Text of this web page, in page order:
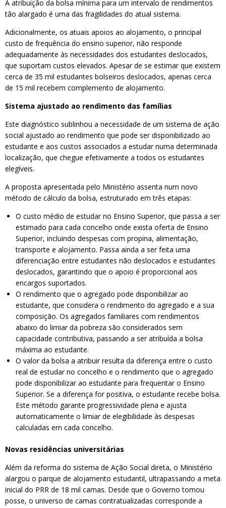
A atribuição da bolsa mínima para um intervalo de rendimentos
tão alargado é uma das fragilidades do atual sistema.
Adicionalmente, os atuais apoios ao alojamento, o principal
custo de frequência do ensino superior, não responde
adequadamente às necessidades dos estudantes deslocados,
que suportam custos elevados. Apesar de se estimar que existem
cerca de 35 mil estudantes bolseiros deslocados, apenas cerca
de 15 mil recebem complemento de alojamento.
Sistema ajustado ao rendimento das famílias
Este diagnóstico sublinhou a necessidade de um sistema de ação
social ajustado ao rendimento que pode ser disponibilizado ao
estudante e aos custos associados a estudar numa determinada
localização, que chegue efetivamente a todos os estudantes
elegíveis.
A proposta apresentada pelo Ministério assenta num novo
método de cálculo da bolsa, estruturado em três etapas:
O custo médio de estudar no Ensino Superior, que passa a ser
estimado para cada concelho onde exista oferta de Ensino
Superior, incluindo despesas com propina, alimentação,
transporte e alojamento. Passa ainda a ser feita uma
diferenciação entre estudantes não deslocados e estudantes
deslocados, garantindo que o apoio é proporcional aos
encargos suportados.
O rendimento que o agregado pode disponibilizar ao
estudante, que considera o rendimento do agregado e a sua
composição. Os agregados familiares com rendimentos
abaixo do limiar da pobreza são considerados sem
capacidade contributiva, passando a ser atribuída a bolsa
máxima ao estudante.
O valor da bolsa a atribuir resulta da diferença entre o custo
real de estudar no concelho e o rendimento que o agregado
pode disponibilizar ao estudante para frequentar o Ensino
Superior. Se a diferença for positiva, o estudante recebe bolsa.
Este método garante progressividade plena e ajusta
automaticamente o limiar de elegibilidade às despesas
calculadas em cada concelho.
Novas residências universitárias
Além da reforma do sistema de Ação Social direta, o Ministério
alargou o parque de alojamento estudantil, ultrapassando a meta
inicial do PRR de 18 mil camas. Desde que o Governo tomou
posse, o universo de camas contratualizadas corresponde a